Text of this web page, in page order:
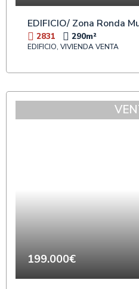
EDIFICIO/ Zona Ronda
2831 290m²
EDIFICIO, VIVIENDA VENTA
199.000€